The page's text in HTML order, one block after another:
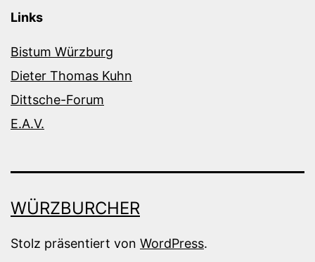
Links
Bistum Würzburg
Dieter Thomas Kuhn
Dittsche-Forum
E.A.V.
WÜRZBURCHER
Stolz präsentiert von WordPress.